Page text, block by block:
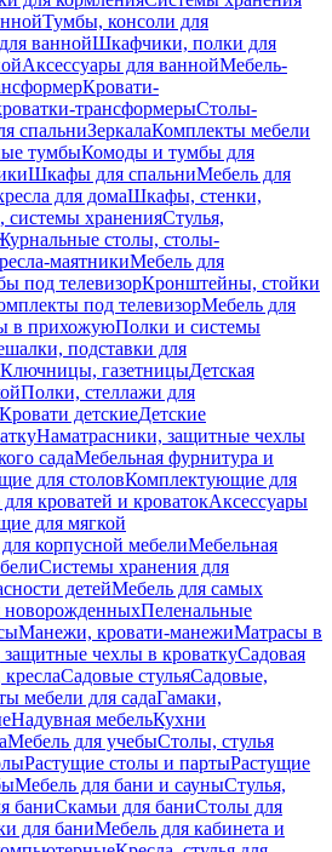
Тумбы, консоли для
ваннойШкафчики, полки для
Аксессуары для ваннойМебель-
Кровати-
трансформерыСтолы-
спальниЗеркалаКомплекты мебели
тумбыКомоды и тумбы для
Шкафы для спальниМебель для
для домаШкафы, стенки,
системы храненияСтулья,
столы, столы-
маятникиМебель для
под телевизорКронштейны, стойки
под телевизорМебель для
в прихожуюПолки и системы
подставки для
Ключницы, газетницыДетская
Полки, стеллажи для
Кровати детскиеДетские
Наматрасники, защитные чехлы
садаМебельная фурнитура и
для столовКомплектующие для
кроватей и кроватокАксессуары
для мягкой
корпусной мебелиМебельная
Системы хранения для
детейМебель для самых
новорожденныхПеленальные
Манежи, кровати-манежиМатрасы в
чехлы в кроваткуСадовая
Садовые стульяСадовые,
мебели для садаГамаки,
Надувная мебельКухни
Мебель для учебыСтолы, стулья
Растущие столы и партыРастущие
Мебель для бани и сауныСтулья,
баниСкамьи для баниСтолы для
для баниМебель для кабинета и